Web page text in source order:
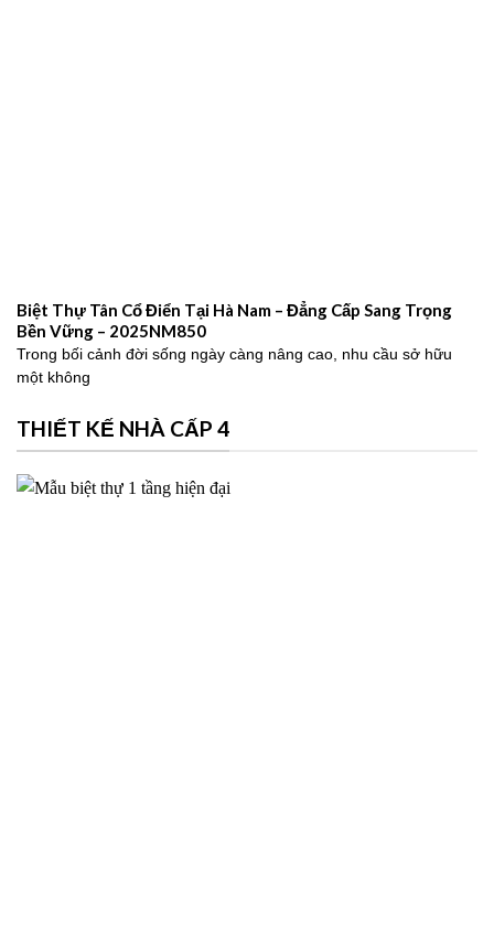
Biệt Thự Tân Cổ Điển Tại Hà Nam – Đẳng Cấp Sang Trọng
Bền Vững – 2025NM850
Trong bối cảnh đời sống ngày càng nâng cao, nhu cầu sở hữu
một không
THIẾT KẾ NHÀ CẤP 4